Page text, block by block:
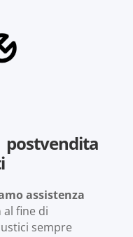
postvendita
assistenza
al fine di
sempre